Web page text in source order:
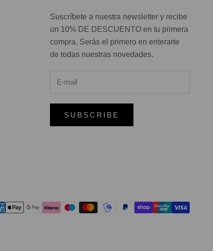
Suscríbete a nuestra newsletter y recibe
un 10% DE DESCUENTO en tu primera
compra. Serás el primero en enterarte
de todas nuestras novedades.
SUBSCRIBE